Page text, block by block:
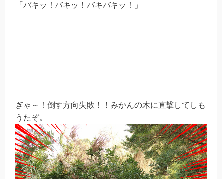
「バキッ！バキッ！バキバキッ！」
ぎゃ～！倒す方向失敗！！みかんの木に直撃してしも
うたぞ。